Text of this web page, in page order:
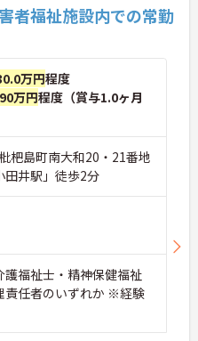
者福祉施設内での常勤
万円程度
万円程度（賞与1.0ヶ月
杷島町南大和20・21番地
田井駅」徒歩2分
福祉士・精神保健福祉
責任者のいずれか ※経験